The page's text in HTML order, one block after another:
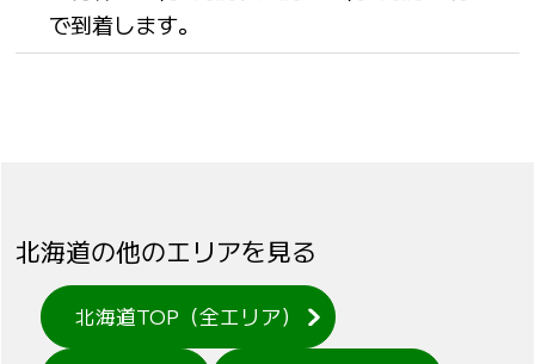
で到着します。
北海道の他のエリアを見る
北海道TOP（全エリア）